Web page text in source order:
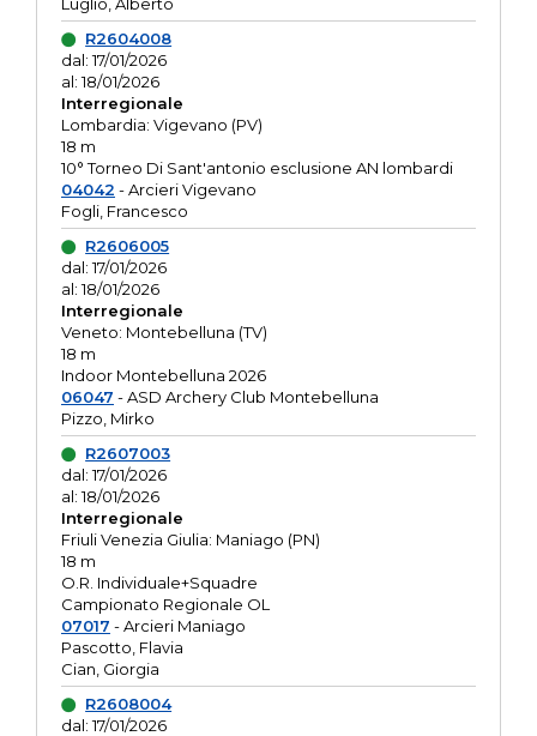
R2604008
dal: 17/01/2026
al: 18/01/2026
Interregionale
Lombardia: Vigevano (PV)
18 m
10° Torneo Di Sant'antonio esclusione AN lombardi
04042 - Arcieri Vigevano
Fogli, Francesco
R2606005
dal: 17/01/2026
al: 18/01/2026
Interregionale
Veneto: Montebelluna (TV)
18 m
Indoor Montebelluna 2026
06047 - ASD Archery Club Montebelluna
Pizzo, Mirko
R2607003
dal: 17/01/2026
al: 18/01/2026
Interregionale
Friuli Venezia Giulia: Maniago (PN)
18 m
O.R. Individuale+Squadre
Campionato Regionale OL
07017 - Arcieri Maniago
Pascotto, Flavia
Cian, Giorgia
R2608004
dal: 17/01/2026